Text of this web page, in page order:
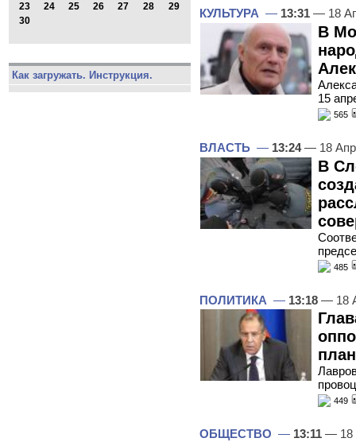
23
24 25 26 27 28
29
30
Как загружать. Инструкция.
КУЛЬТУРА — 13:31 — 18
В
15
565
ВЛАСТЬ — 13:24— 18
В
485
ПОЛИТИКА — 13:18 — 18
449
ОБЩЕСТВО — 13:11 — 18